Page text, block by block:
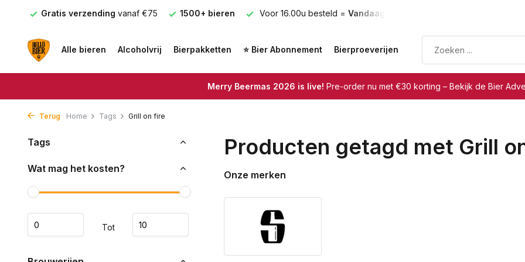
Gratis verzending vanaf €75 1500+ bieren Voor 16.00u besteld = Vandaag verzonden
Alle bieren Alcoholvrij Bierpakketten ⭐ Bier Abonnement Bierproeverijen
Merry Beermas 2026 is live! Pre-order nu met €30 korting – Bekijk de Bier
Terug Home Tags Grill on fire
Tags
Wat mag het kosten?
Tot
Producten getagd met Grill
Onze merken